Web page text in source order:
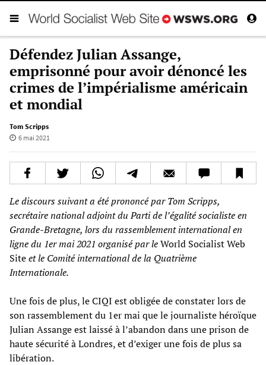
Défendez Julian Assange,
emprisonné pour avoir dénoncé les
crimes de l’impérialisme américain
et mondial
Tom Scripps
6 mai 2021
Le discours suivant a été prononcé par Tom Scripps,
secrétaire national adjoint du Parti de l’égalité socialiste en
Grande-Bretagne, lors du rassemblement international en
ligne du 1er mai 2021 organisé par leWorld Socialist Web
Siteet le Comité international de la Quatrième
Internationale.
Une fois de plus, le CIQI est obligée de constater lors de
son rassemblement du 1er mai que le journaliste héroïque
Julian Assange est laissé à l’abandon dans une prison de
haute sécurité à Londres, et d’exiger une fois de plus sa
libération.